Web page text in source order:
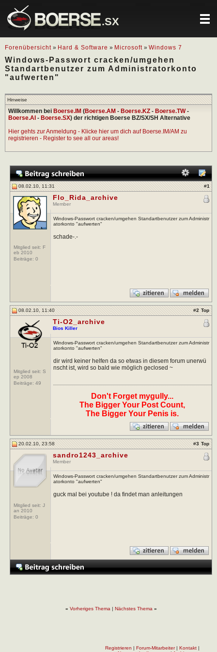
.SX
Forenübersicht » Hard & Software » Microsoft » Windows 7
Windows-Passwort cracken/umgehen
Standartbenutzer zum Administratorkonto
"aufwerten"
Hinweise
Willkommen bei Boerse.IM (Boerse.AM - Boerse.KZ - Boerse.TW-
Boerse.AI - Boerse.SX) der richtigen Boerse BZ/SX/SH Alternative
Hier gehts zur Anmeldung - Klicke hier um dich auf Boerse.IM/AM zu
registrieren - Register to see all our areas!
08.02.10, 11:31 #1
Mitglied seit: F
eb 2010
Beiträge: 0
Flo_Rida_archive
Member
Windows-Passwort cracken/umgehen Standartbenutzer zum Administr
atorkonto "aufwerten"
schade-.-
08.02.10, 11:40 #2 Top
Mitglied seit: S
ep 2008
Beiträge: 49
Ti-O2_archive
Bios Killer
Windows-Passwort cracken/umgehen Standartbenutzer zum Administr
atorkonto "aufwerten"
dir wird keiner helfen da so etwas in diesem forum unerwü
nscht ist, wird so bald wie möglich geclosed ~
Don't Forget mygully...
The Bigger Your Post Count,
The Bigger Your Penis is.
20.02.10, 23:58 #3 Top
Mitglied seit: J
an 2010
Beiträge: 0
sandro1243_archive
Member
Windows-Passwort cracken/umgehen Standartbenutzer zum Administr
atorkonto "aufwerten"
guck mal bei youtube ! da findet man anleitungen
« Vorheriges Thema | Nächstes Thema »
Registrieren | Forum-Mitarbeiter| Kontakt|